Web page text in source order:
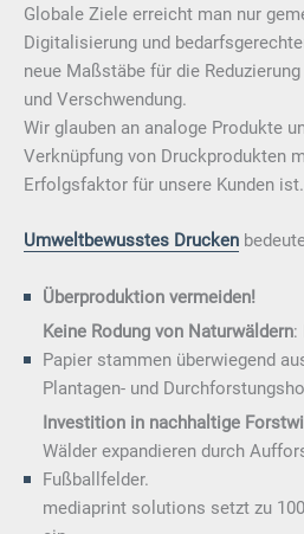
Globale Ziele erreicht man nur
Digitalisierung und
neue Maßstäbe für die
und Verschwendung.
Wir glauben an analoge Produkte
Verknüpfung von Druckprodukten
Erfolgsfaktor für unsere Kunden ist.
Umweltbewusstes Drucken
Überproduktion vermeiden!
Keine Rodung von Naturwäldern:
Papier stammen überwiegend
Plantagen- und
Investition in nachhaltige
Wälder expandieren durch
Fußballfelder.
mediaprint solutions setzt zu